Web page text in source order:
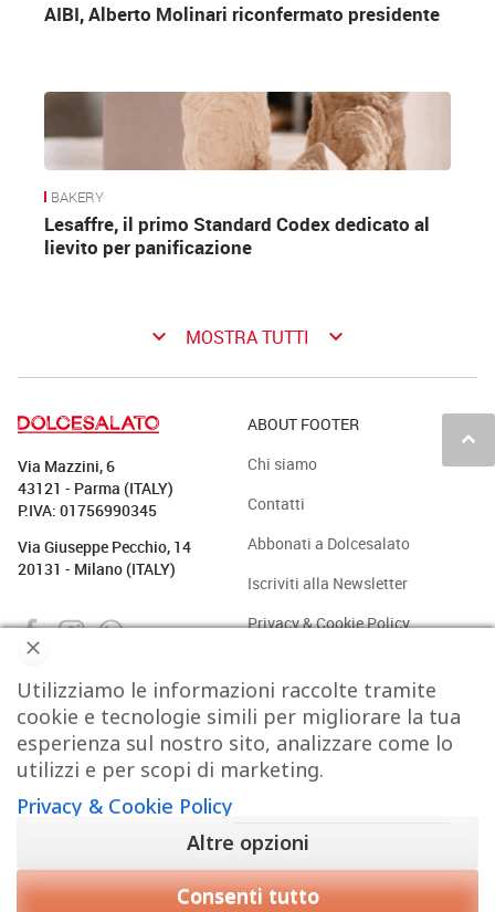
AIBI, Alberto Molinari riconfermato presidente
BAKERY
Lesaffre, il primo Standard Codex dedicato al
lievito per panificazione
keyboard_arrow_down MOSTRA TUTTI keyboard_arrow_down
keyboard_arrow_up
Via Mazzini, 6
43121 - Parma (ITALY)
P.IVA: 01756990345
Via Giuseppe Pecchio, 14
20131 - Milano (ITALY)
ABOUT FOOTER
Chi siamo
Contatti
Abbonati a Dolcesalato
Iscriviti alla Newsletter
Privacy & Cookie Policy
PASTICCERIA BAKERY GELATO CAFFÈ & CO.
CIOCCOLATO PROTAGONISTI STRUMENTI TREND
VIDEO
Utilizziamo le informazioni raccolte tramite
cookie e tecnologie simili per migliorare la tua
esperienza sul nostro sito, analizzare come lo
utilizzi e per scopi di marketing.
Privacy & Cookie Policy
Altre opzioni
Consenti tutto